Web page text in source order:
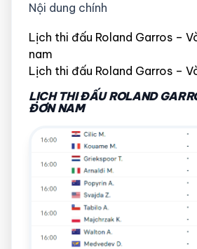
Nội dung chính
Lịch thi đấu Roland Garros –
nam
Lịch thi đấu Roland Garros –
LỊCH THI ĐẤU ROLAND
ĐƠN NAM